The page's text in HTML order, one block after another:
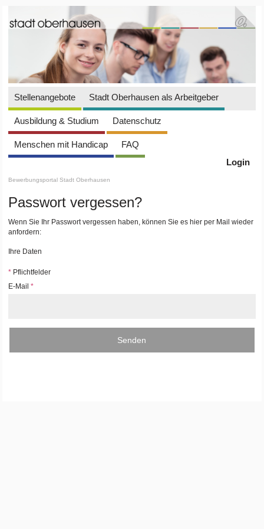
Stellenangebote Stadt Oberhausen als Arbeitgeber
Ausbildung & Studium Datenschutz
Menschen mit Handicap
FAQ
Login
Bewerbungsportal Stadt Oberhausen
Passwort vergessen?
Wenn Sie Ihr Passwort vergessen haben, können Sie es hier per Mail wieder
anfordern:
Ihre Daten
* Pflichtfelder
E-Mail*
Senden